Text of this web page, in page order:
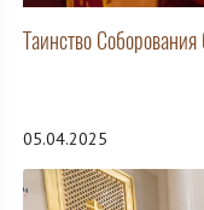
Таинство
05.04.2025